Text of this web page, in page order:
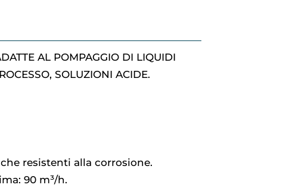
AL POMPAGGIO DI LIQUIDI
SOLUZIONI ACIDE.
resistenti alla corrosione.
90 m³/h.